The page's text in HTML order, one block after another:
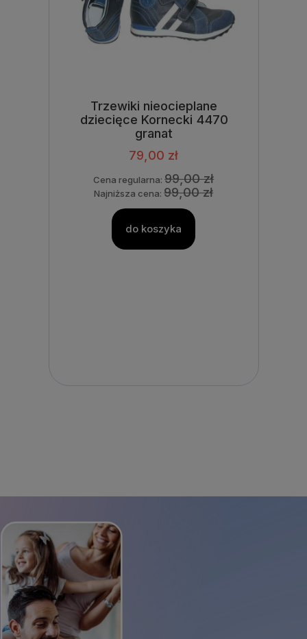
Trzewiki nieocieplane
dziecięce Kornecki 4470
granat
79,00 zł
Cena regularna:99,00 zł
Najniższa cena:99,00 zł
do koszyka